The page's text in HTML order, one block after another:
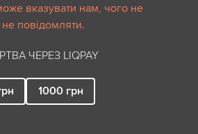
вказувати нам, чого не
повідомляти.
ЧЕРЕЗ LIQPAY
1000 грн